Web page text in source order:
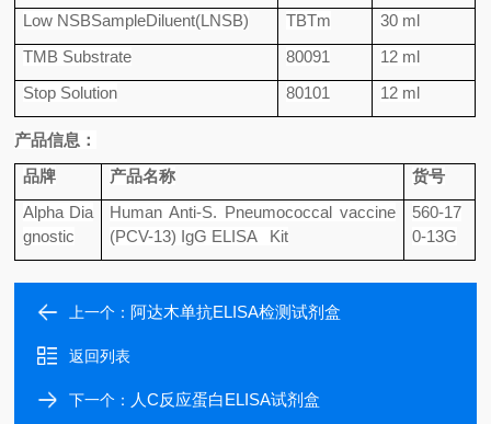
Low NSBSampleDiluent(LNSB) TBTm
30 ml
TMB Substrate
80091
12 ml
Stop Solution
80101 12 ml
产品信息：
品牌
产品名称
货号
Alpha Dia
gnostic
Human Anti-S. Pneumococcal vaccine
(PCV-13) IgG ELISA Kit
560-17
0-13G
上一个： 阿达木单抗ELISA检测试剂盒
返回列表
下一个： 人C反应蛋白ELISA试剂盒